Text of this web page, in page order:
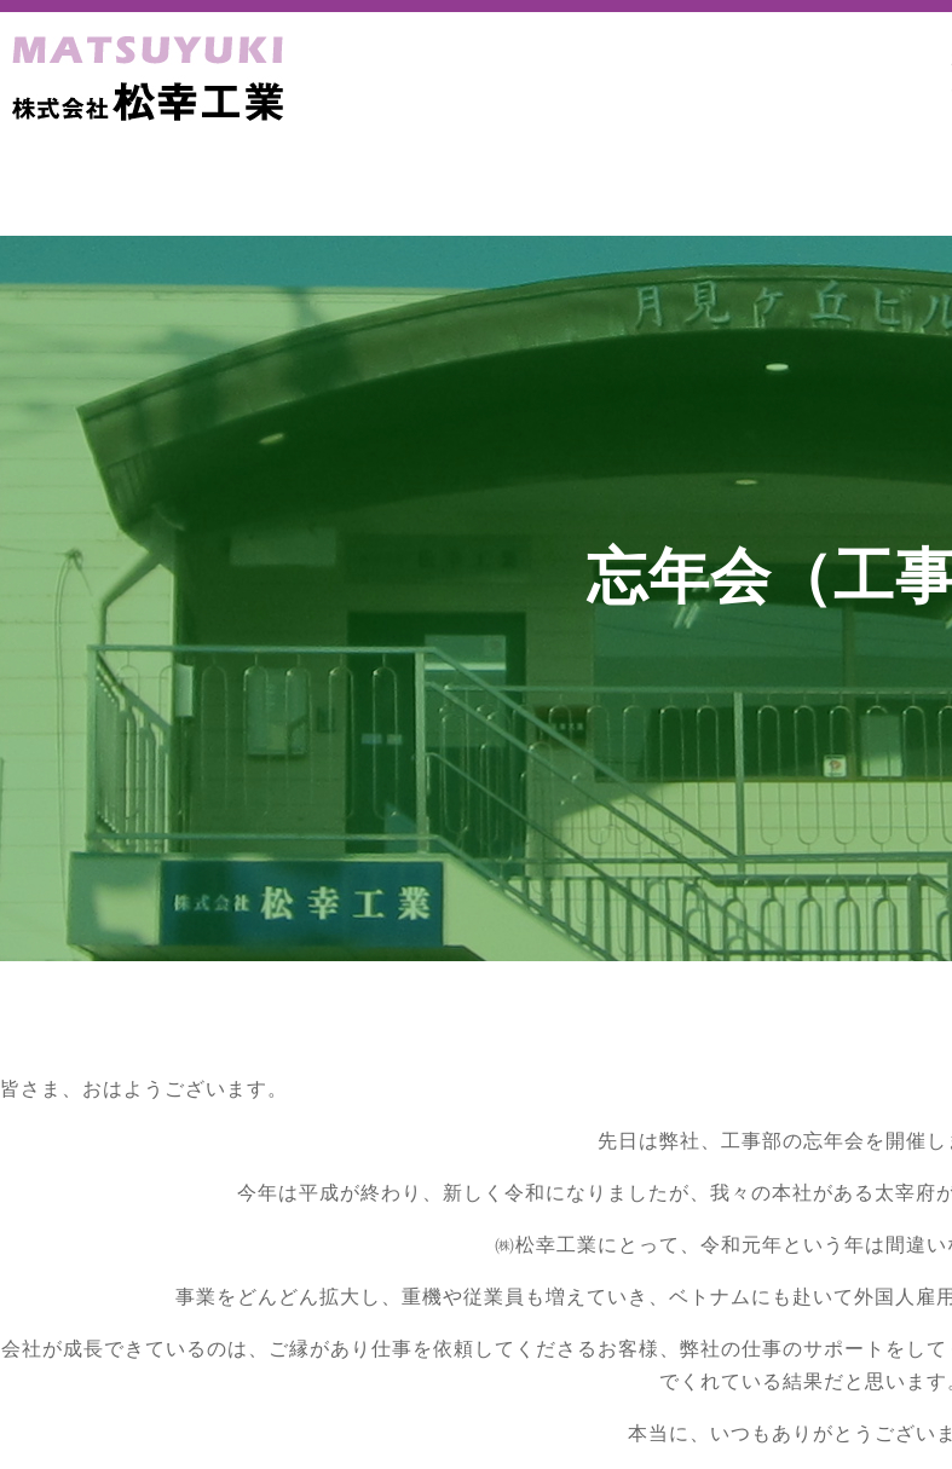
忘年会（工
皆さま、おはようございます。
先日は弊社、工事部の忘年会を開催し
今年は平成が終わり、新しく令和になりましたが、我々の本社がある太宰府
㈱松幸工業にとって、令和元年という年は間違い
事業をどんどん拡大し、重機や従業員も増えていき、ベトナムにも赴いて外国人雇
会社が成長できているのは、ご縁があり仕事を依頼してくださるお客様、弊社の仕事のサポートをし
でくれている結果だと思います
本当に、いつもありがとうございま